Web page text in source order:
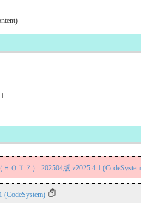
ＯＴ７） 202504版 v2025.4.1